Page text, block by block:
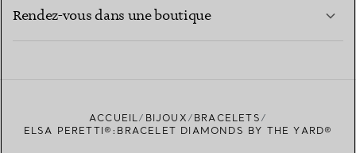
Rendez-vous dans une boutique
TROUVEZ LA BOUTIQUE LA PLUS PROCHE
ACCUEIL BIJOUX
BRACELETS
ELSA PERETTI®:BRACELET DIAMONDS BY THE YARD®